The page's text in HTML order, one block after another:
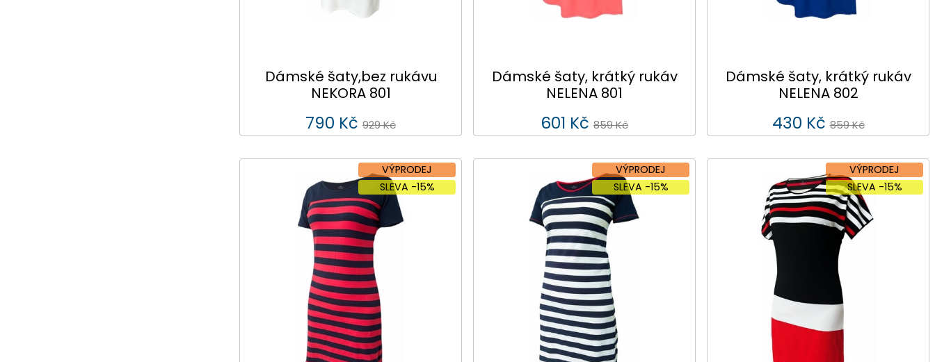
Dámské šaty,bez rukávu
NEKORA 801
790 Kč 929 Kč
Dámské šaty, krátký rukáv
NELENA 801
601 Kč 859 Kč
Dámské šaty, krátký rukáv
NELENA 802
430 Kč 859 Kč
VÝPRODEJ
SLEVA -15%
VÝPRODEJ
SLEVA -15%
VÝPRODEJ
SLEVA -15%